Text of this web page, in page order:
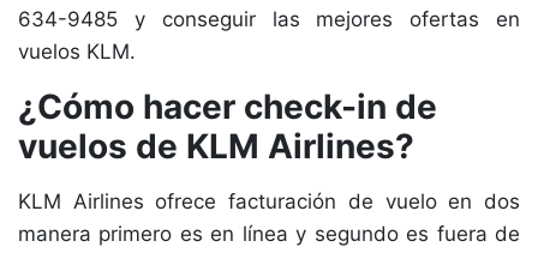
634-9485 y conseguir las mejores ofertas en
vuelos KLM.
¿Cómo hacer check-in de
vuelos de KLM Airlines?
KLM Airlines ofrece facturación de vuelo en dos
manera primero es en línea y segundo es fuera de